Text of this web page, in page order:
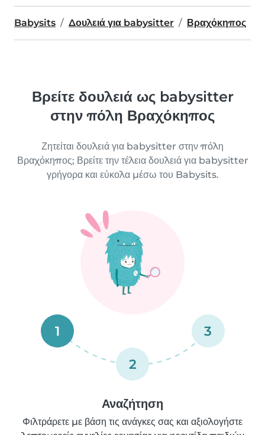
Babysits Δουλειά για babysitter Βραχόκηπος
Βρείτε δουλειά ως babysitter
στην πόλη Βραχόκηπος
Ζητείται δουλειά για babysitter στην πόλη
Βραχόκηπος; Βρείτε την τέλεια δουλειά για babysitter
γρήγορα και εύκολα μέσω του Babysits.
1
2
3
Αναζήτηση
Φιλτράρετε με βάση τις ανάγκες σας και αξιολογήστε